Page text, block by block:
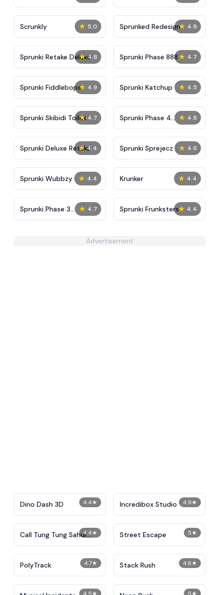
Update
★ 5.0
Scrunkly ★ 4.9
Sprunked Redesign
★ 4.8
Sprunki Retake Deluxe ★ 4.7
Sprunki Phase 888
★ 4.9
Sprunki Fiddlebops ★ 4.5
Sprunki Katchup
★ 4.7
Sprunki Skibidi Toilet ★ 4.8
Sprunki Phase 4
Definitive
★ 4.4
Sprunki Deluxe Retake ★ 4.6
Sprunki Sprejecz
★ 4.4
Sprunki Wubbzy ★ 4.4
Krunker
★ 4.7
Sprunki Phase 3
Definitive
★ 4.4
Sprunki Frunksters
Advertisement
4.4★
Dino Dash 3D 4.9★
Incredibox Studio
4.4★
Call Tung Tung Sahur
Right Now
5★
Street Escape
4.7★
PolyTrack 4.6★
Stack Rush